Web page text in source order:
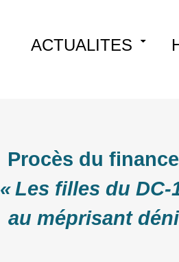
Skip
ACTUALITES
Procès du
« Les filles du
au méprisant